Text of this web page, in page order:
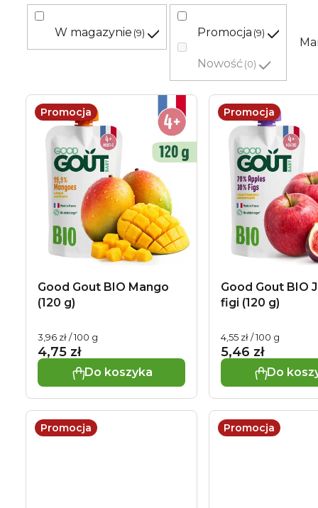
o
w
a
n
i
e
p
r
o
d
u
k
t
ó
w
W magazynie 9 Promocja 9
Nowość 0
L
d
u
k
t
ó
Promocja
Good Gout BIO Mango
(120 g)
4,75 zł
Cena
jednostkowa:
3,96 zł / 100 g
Do koszyka
Promocja
Good Gout BIO
figi (120 g)
5,46 zł
Cena
jednostkowa:
4,55 zł / 100 g
Do
Promocja Promocja